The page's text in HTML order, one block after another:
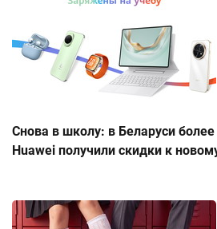
Снова в школу: в Беларуси более
Huawei получили скидки к